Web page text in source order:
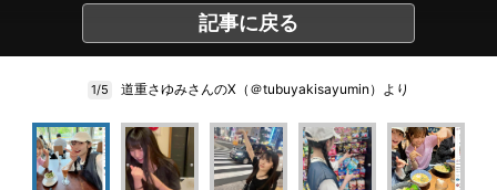
記事に戻る
1/5 道重さゆみさんのX（＠tubuyakisayumin）より